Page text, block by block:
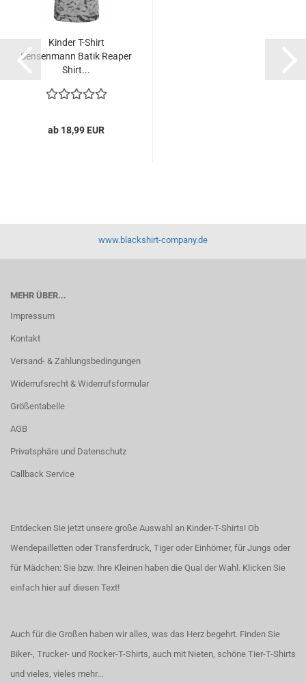
Kinder T-Shirt
Sensenmann Batik Reaper
Shirt...
ab 18,99 EUR
www.blackshirt-company.de
MEHR ÜBER...
Impressum
Kontakt
Versand- & Zahlungsbedingungen
Widerrufsrecht & Widerrufsformular
Größentabelle
AGB
Privatsphäre und Datenschutz
Callback Service
Entdecken Sie jetzt unsere große Auswahl an Kinder-T-Shirts! Ob
Wendepailletten oder Transferdruck, Tiger oder Einhörner, für Jungs oder
für Mädchen: Sie bzw. Ihre Kleinen haben die Qual der Wahl. Klicken Sie
einfach hier auf diesen Text!
Auch für die Großen haben wir alles, was das Herz begehrt. Finden Sie
Biker-, Trucker- und Rocker-T-Shirts, auch mit Nieten, schöne Tier-T-Shirts
und vieles, vieles mehr...